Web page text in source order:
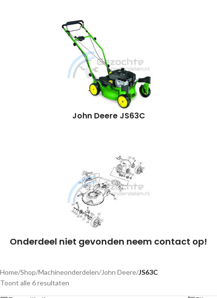
John Deere JS63C
Onderdeel niet gevonden neem contact op!
Home/Shop/Machineonderdelen/John Deere/JS63C
Toont alle 6 resultaten